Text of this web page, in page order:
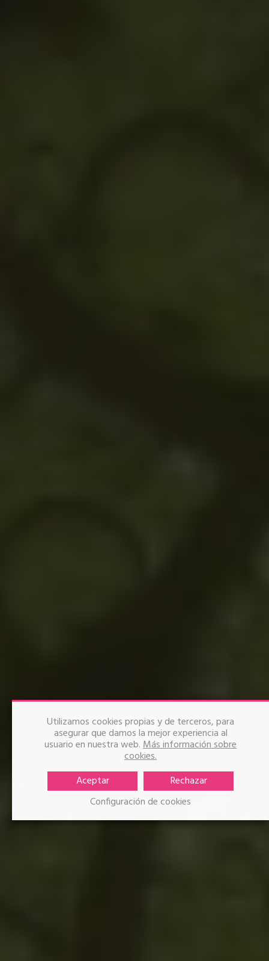
Yrupẽ
Candela Sotos
Utilizamos cookies propias y de terceros, para
asegurar que damos la mejor experiencia al
usuario en nuestra web.Más información sobre
cookies.
Aceptar
Rechazar
Configuración de cookies